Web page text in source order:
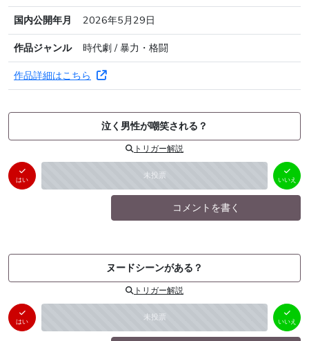
国内公開年月
2026年5月29日
作品ジャンル
時代劇 / 暴力・格闘
作品詳細はこちら
泣く男性が嘲笑される？
トリガー解説
はい 未投票
いいえ
（ 0件）
いいえ
コメントを書く
ヌードシーンがある？
トリガー解説
はい 未投票
いいえ
（ 0件）
いいえ